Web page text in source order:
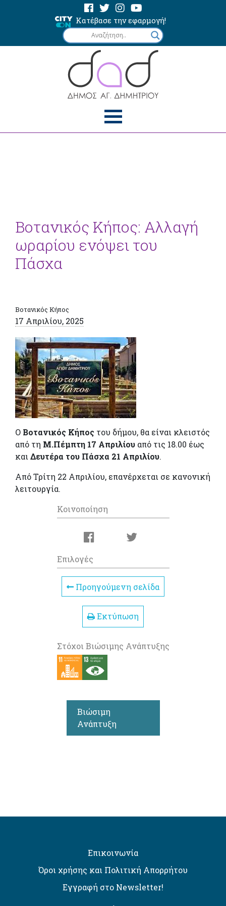
Κατέβασε την εφαρμογή!
Βοτανικός Κήπος: Αλλαγή
ωραρίου ενόψει του
Πάσχα
Βοτανικός Κήπος
17 Απριλίου, 2025
Ο Βοτανικός Κήπος του δήμου, θα είναι κλειστός
από τη Μ.Πέμπτη 17 Απριλίου από τις 18.00 έως
και Δευτέρα του Πάσχα 21 Απριλίου.
Από Τρίτη 22 Απριλίου, επανέρχεται σε κανονική
λειτουργία.
Κοινοποίηση
Επιλογές
Προηγούμενη σελίδα
Εκτύπωση
Στόχοι Βιώσιμης Ανάπτυξης
Βιώσιμη
Ανάπτυξη
Επικοινωνία
Όροι χρήσης και Πολιτική Απορρήτου
Εγγραφή στο Newsletter!